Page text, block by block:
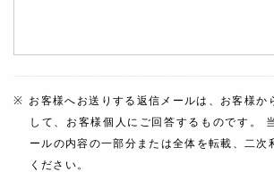
お客様へお送りする返信メールは、お客様か
して、お客様個人にご回答するものです。
ールの内容の一部分または全体を転載、二次
ください。